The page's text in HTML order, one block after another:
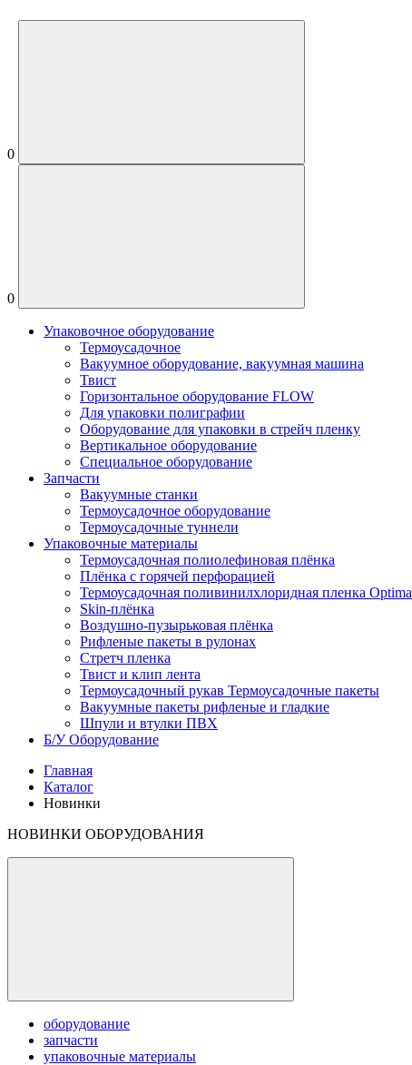
0
0
Упаковочное оборудование
Термоусадочное
Вакуумное оборудование, вакуумная машина
Твист
Горизонтальное оборудование FLOW
Для упаковки полиграфии
Оборудование для упаковки в стрейч пленку
Вертикальное оборудование
Специальное оборудование
Запчасти
Вакуумные станки
Термоусадочное оборудование
Термоусадочные туннели
Упаковочные материалы
Термоусадочная полиолефиновая плёнка
Плёнка с горячей перфорацией
Термоусадочная поливинилхлоридная пленка Optima
Skin-плёнка
Воздушно-пузырьковая плёнка
Рифленые пакеты в рулонах
Стретч пленка
Твист и клип лента
Термоусадочный рукав Термоусадочные пакеты
Вакуумные пакеты рифленые и гладкие
Шпули и втулки ПВХ
Б/У Оборудование
Главная
Каталог
Новинки
НОВИНКИ ОБОРУДОВАНИЯ
оборудование
запчасти
упаковочные материалы